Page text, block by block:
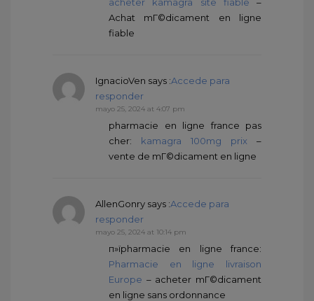
Achat mГ©dicament en ligne
fiable
IgnacioVen says :Accede para
responder
mayo 25, 2024 at 4:07 pm
pharmacie en ligne france pas
cher: kamagra 100mg prix –
vente de mГ©dicament en ligne
AllenGonry says :Accede para
responder
mayo 25, 2024 at 10:14 pm
п»їpharmacie en ligne france:
Pharmacie en ligne livraison
Europe – acheter mГ©dicament
en ligne sans ordonnance